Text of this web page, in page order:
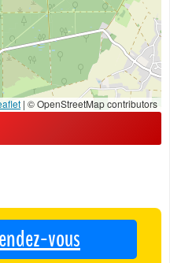
| © OpenStreetMap contributors
vous